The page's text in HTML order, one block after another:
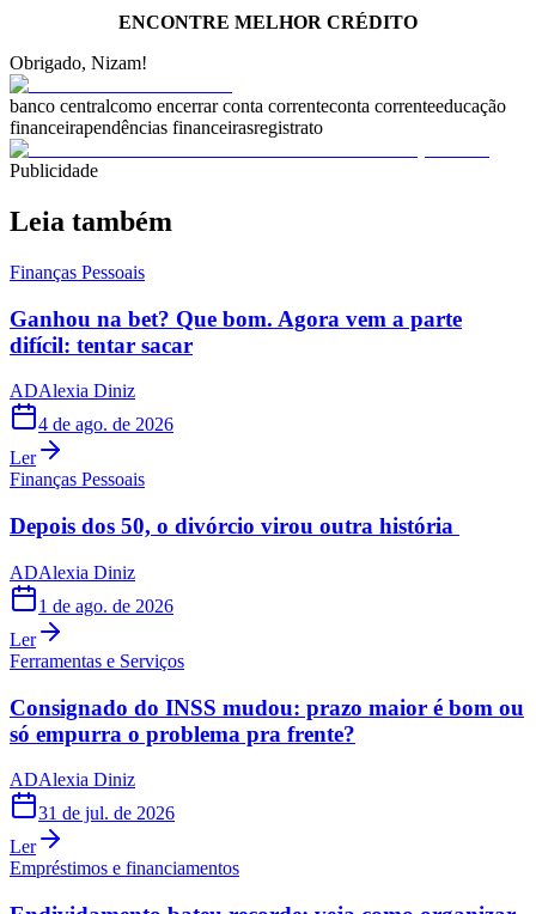
ENCONTRE MELHOR CRÉDITO
Obrigado, Nizam!
banco centralcomo encerrar conta correnteconta correnteeducação
financeirapendências financeirasregistrato
Publicidade
Leia também
Finanças Pessoais
Ganhou na bet? Que bom. Agora vem a parte
difícil: tentar sacar
ADAlexia Diniz
4 de ago. de 2026
Ler
Finanças Pessoais
Depois dos 50, o divórcio virou outra história
ADAlexia Diniz
1 de ago. de 2026
Ler
Ferramentas e Serviços
Consignado do INSS mudou: prazo maior é bom ou
só empurra o problema pra frente?
ADAlexia Diniz
31 de jul. de 2026
Ler
Empréstimos e financiamentos